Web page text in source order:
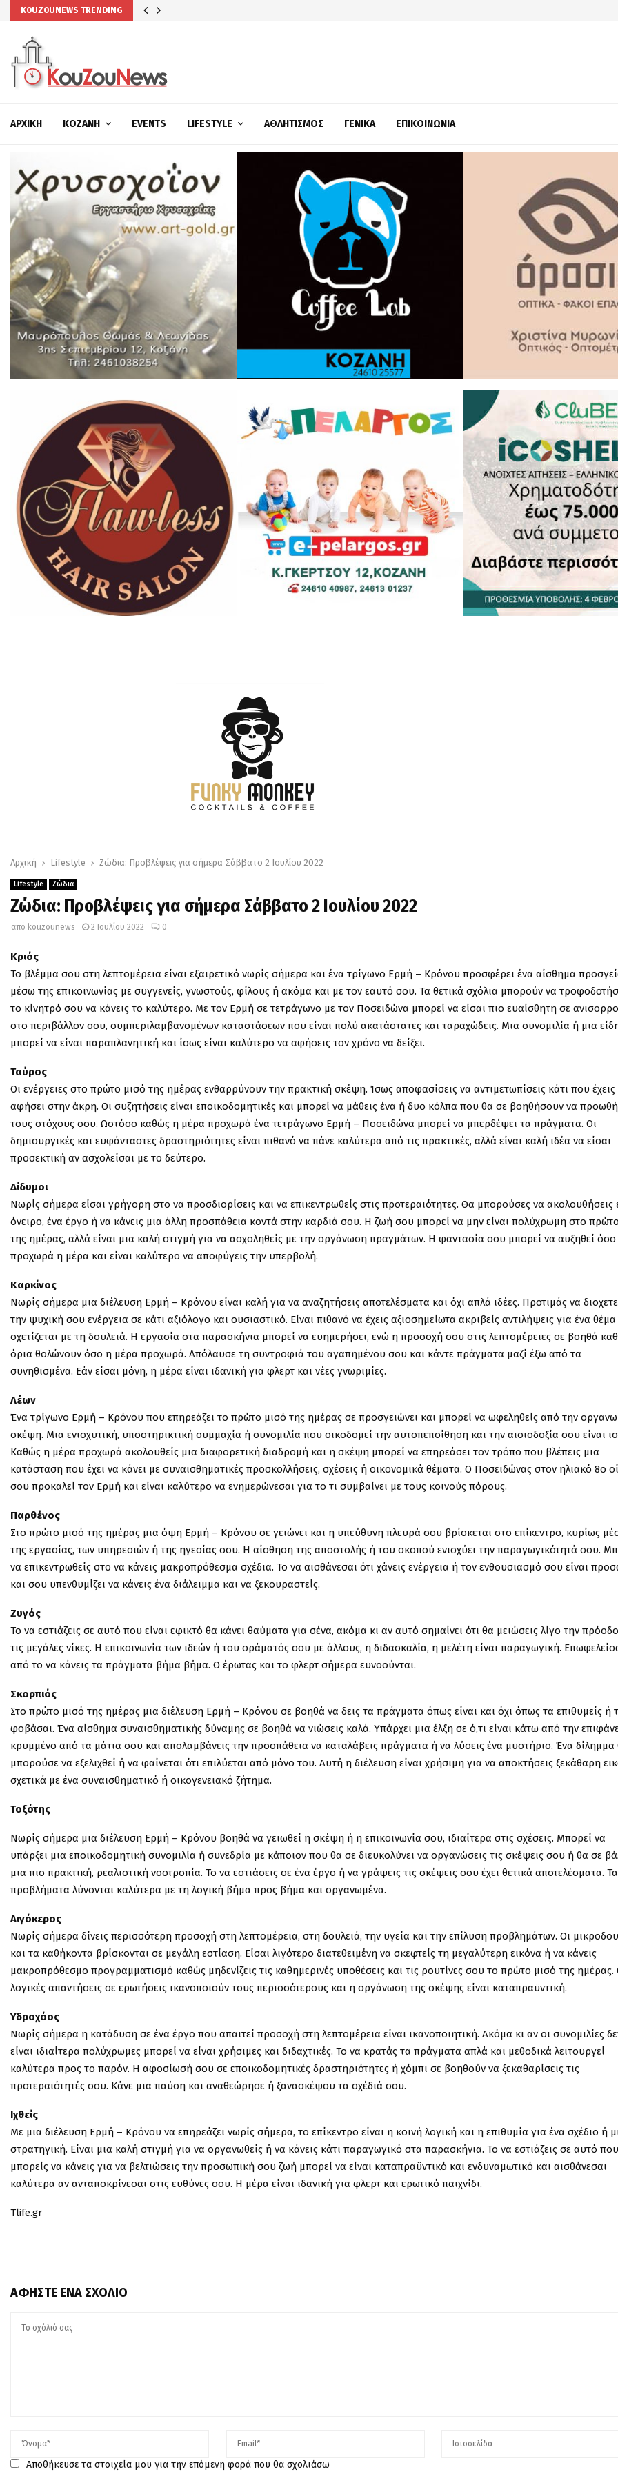
KOUZOUNEWS TRENDING
ΑΡΧΙΚΉ ΚΟΖΆΝΗ EVENTS LIFESTYLE ΑΘΛΗΤΙΣΜΌΣ ΓΕΝΙΚΆ ΕΠΙΚΟΙΝΩΝΊΑ
Αρχική Lifestyle Ζώδια: Προβλέψεις για σήμερα Σάββατο 2 Ιουλίου 2022
Lifestyle Ζώδια
Ζώδια: Προβλέψεις για σήμερα Σάββατο 2 Ιουλίου 2022
από kouzounews 2 Ιουλίου 2022 0
Κριός
Το βλέμμα σου στη λεπτομέρεια είναι εξαιρετικό νωρίς σήμερα και ένα τρίγωνο Ερμή – Κρόνου προσφέρει ένα αίσθημα
μέσω της επικοινωνίας με συγγενείς, γνωστούς, φίλους ή ακόμα και με τον εαυτό σου. Τα θετικά σχόλια μπορούν να
το κίνητρό σου να κάνεις το καλύτερο. Με τον Ερμή σε τετράγωνο με τον Ποσειδώνα μπορεί να είσαι πιο ευαίσθητη σε
στο περιβάλλον σου, συμπεριλαμβανομένων καταστάσεων που είναι πολύ ακατάστατες και ταραχώδεις. Μια συνομιλία ή μια
μπορεί να είναι παραπλανητική και ίσως είναι καλύτερο να αφήσεις τον χρόνο να δείξει.
Ταύρος
Οι ενέργειες στο πρώτο μισό της ημέρας ενθαρρύνουν την πρακτική σκέψη. Ίσως αποφασίσεις να αντιμετωπίσεις κάτι που έχεις
αφήσει στην άκρη. Οι συζητήσεις είναι εποικοδομητικές και μπορεί να μάθεις ένα ή δυο κόλπα που θα σε βοηθήσουν να
τους στόχους σου. Ωστόσο καθώς η μέρα προχωρά ένα τετράγωνο Ερμή – Ποσειδώνα μπορεί να μπερδέψει τα πράγματα. Οι
δημιουργικές και ευφάνταστες δραστηριότητες είναι πιθανό να πάνε καλύτερα από τις πρακτικές, αλλά είναι καλή ιδέα να είσαι
προσεκτική αν ασχολείσαι με το δεύτερο.
Δίδυμοι
Νωρίς σήμερα είσαι γρήγορη στο να προσδιορίσεις και να επικεντρωθείς στις προτεραιότητες. Θα μπορούσες να ακολουθήσεις
όνειρο, ένα έργο ή να κάνεις μια άλλη προσπάθεια κοντά στην καρδιά σου. Η ζωή σου μπορεί να μην είναι πολύχρωμη στο
της ημέρας, αλλά είναι μια καλή στιγμή για να ασχοληθείς με την οργάνωση πραγμάτων. Η φαντασία σου μπορεί να αυξηθεί όσο
προχωρά η μέρα και είναι καλύτερο να αποφύγεις την υπερβολή.
Καρκίνος
Νωρίς σήμερα μια διέλευση Ερμή – Κρόνου είναι καλή για να αναζητήσεις αποτελέσματα και όχι απλά ιδέες. Προτιμάς να
την ψυχική σου ενέργεια σε κάτι αξιόλογο και ουσιαστικό. Είναι πιθανό να έχεις αξιοσημείωτα ακριβείς αντιλήψεις για ένα
σχετίζεται με τη δουλειά. Η εργασία στα παρασκήνια μπορεί να ευημερήσει, ενώ η προσοχή σου στις λεπτομέρειες σε βοηθά
όρια θολώνουν όσο η μέρα προχωρά. Απόλαυσε τη συντροφιά του αγαπημένου σου και κάντε πράγματα μαζί έξω από τα
συνηθισμένα. Εάν είσαι μόνη, η μέρα είναι ιδανική για φλερτ και νέες γνωριμίες.
Λέων
Ένα τρίγωνο Ερμή – Κρόνου που επηρεάζει το πρώτο μισό της ημέρας σε προσγειώνει και μπορεί να ωφεληθείς από την
σκέψη. Μια ενισχυτική, υποστηρικτική συμμαχία ή συνομιλία που οικοδομεί την αυτοπεποίθηση και την αισιοδοξία σου είναι
Καθώς η μέρα προχωρά ακολουθείς μια διαφορετική διαδρομή και η σκέψη μπορεί να επηρεάσει τον τρόπο που βλέπεις μια
κατάσταση που έχει να κάνει με συναισθηματικές προσκολλήσεις, σχέσεις ή οικονομικά θέματα. Ο Ποσειδώνας στον ηλιακό 8ο
σου προκαλεί τον Ερμή και είναι καλύτερο να ενημερώνεσαι για το τι συμβαίνει με τους κοινούς πόρους.
Παρθένος
Στο πρώτο μισό της ημέρας μια όψη Ερμή – Κρόνου σε γειώνει και η υπεύθυνη πλευρά σου βρίσκεται στο επίκεντρο, κυρίως
της εργασίας, των υπηρεσιών ή της ηγεσίας σου. Η αίσθηση της αποστολής ή του σκοπού ενισχύει την παραγωγικότητά σου.
να επικεντρωθείς στο να κάνεις μακροπρόθεσμα σχέδια. Το να αισθάνεσαι ότι χάνεις ενέργεια ή τον ενθουσιασμό σου είναι
και σου υπενθυμίζει να κάνεις ένα διάλειμμα και να ξεκουραστείς.
Ζυγός
Το να εστιάζεις σε αυτό που είναι εφικτό θα κάνει θαύματα για σένα, ακόμα κι αν αυτό σημαίνει ότι θα μειώσεις λίγο την
τις μεγάλες νίκες. Η επικοινωνία των ιδεών ή του οράματός σου με άλλους, η διδασκαλία, η μελέτη είναι παραγωγική.
από το να κάνεις τα πράγματα βήμα βήμα. Ο έρωτας και το φλερτ σήμερα ευνοούνται.
Σκορπιός
Στο πρώτο μισό της ημέρας μια διέλευση Ερμή – Κρόνου σε βοηθά να δεις τα πράγματα όπως είναι και όχι όπως τα επιθυμείς ή
φοβάσαι. Ένα αίσθημα συναισθηματικής δύναμης σε βοηθά να νιώσεις καλά. Υπάρχει μια έλξη σε ό,τι είναι κάτω από την
κρυμμένο από τα μάτια σου και απολαμβάνεις την προσπάθεια να καταλάβεις πράγματα ή να λύσεις ένα μυστήριο. Ένα δίλημμα
μπορούσε να εξελιχθεί ή να φαίνεται ότι επιλύεται από μόνο του. Αυτή η διέλευση είναι χρήσιμη για να αποκτήσεις ξεκάθαρη
σχετικά με ένα συναισθηματικό ή οικογενειακό ζήτημα.
Τοξότης
Νωρίς σήμερα μια διέλευση Ερμή – Κρόνου βοηθά να γειωθεί η σκέψη ή η επικοινωνία σου, ιδιαίτερα στις σχέσεις. Μπορεί να
υπάρξει μια εποικοδομητική συνομιλία ή συνεδρία με κάποιον που θα σε διευκολύνει να οργανώσεις τις σκέψεις σου ή θα σε
μια πιο πρακτική, ρεαλιστική νοοτροπία. Το να εστιάσεις σε ένα έργο ή να γράψεις τις σκέψεις σου έχει θετικά αποτελέσματα. Τα
προβλήματα λύνονται καλύτερα με τη λογική βήμα προς βήμα και οργανωμένα.
Αιγόκερος
Νωρίς σήμερα δίνεις περισσότερη προσοχή στη λεπτομέρεια, στη δουλειά, την υγεία και την επίλυση προβλημάτων. Οι
και τα καθήκοντα βρίσκονται σε μεγάλη εστίαση. Είσαι λιγότερο διατεθειμένη να σκεφτείς τη μεγαλύτερη εικόνα ή να κάνεις
μακροπρόθεσμο προγραμματισμό καθώς μηδενίζεις τις καθημερινές υποθέσεις και τις ρουτίνες σου το πρώτο μισό της ημέρας.
λογικές απαντήσεις σε ερωτήσεις ικανοποιούν τους περισσότερους και η οργάνωση της σκέψης είναι καταπραϋντική.
Υδροχόος
Νωρίς σήμερα η κατάδυση σε ένα έργο που απαιτεί προσοχή στη λεπτομέρεια είναι ικανοποιητική. Ακόμα κι αν οι συνομιλίες
είναι ιδιαίτερα πολύχρωμες μπορεί να είναι χρήσιμες και διδαχτικές. Το να κρατάς τα πράγματα απλά και μεθοδικά λειτουργεί
καλύτερα προς το παρόν. Η αφοσίωσή σου σε εποικοδομητικές δραστηριότητες ή χόμπι σε βοηθούν να ξεκαθαρίσεις τις
προτεραιότητές σου. Κάνε μια παύση και αναθεώρησε ή ξανασκέψου τα σχέδιά σου.
Ιχθείς
Με μια διέλευση Ερμή – Κρόνου να επηρεάζει νωρίς σήμερα, το επίκεντρο είναι η κοινή λογική και η επιθυμία για ένα σχέδιο ή
στρατηγική. Είναι μια καλή στιγμή για να οργανωθείς ή να κάνεις κάτι παραγωγικό στα παρασκήνια. Το να εστιάζεις σε αυτό που
μπορείς να κάνεις για να βελτιώσεις την προσωπική σου ζωή μπορεί να είναι καταπραϋντικό και ενδυναμωτικό και αισθάνεσαι
καλύτερα αν ανταποκρίνεσαι στις ευθύνες σου. Η μέρα είναι ιδανική για φλερτ και ερωτικό παιχνίδι.
Tlife.gr
ΑΦΉΣΤΕ ΈΝΑ ΣΧΌΛΙΟ
Αποθήκευσε τα στοιχεία μου για την επόμενη φορά που θα σχολιάσω